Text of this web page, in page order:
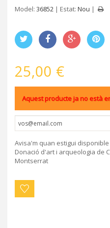
Model: 36852 Estat: Nou
25,00 €
Aquest producte ja no està
Avisa'm quan estigui disponible
Donació d'art i arqueologia de
Montserrat